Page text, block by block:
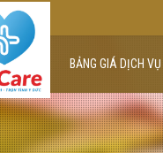
BẢNG GIÁ DỊCH VỤ